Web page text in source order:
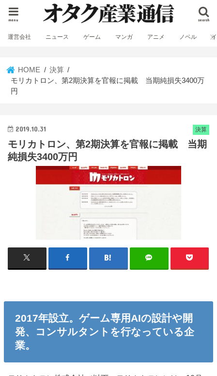
search
menu
運営会社 ニュース ゲーム マンガ アニメ ノベル
HOME
決算
モリカトロン、第2期決算を官報に掲載 当期純損失3400万
円
決算
2019.10.31
モリカトロン、第2期決算を官報に掲載 当期
純損失3400万円
2017年設立。ゲーム専用AIの設計や開
発、コンサルタントを行なっている企
業。